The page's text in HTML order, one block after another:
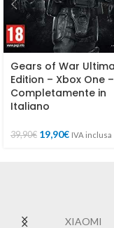
Gears of War
Edition – Xbox One –
Completamente in
Italiano
39,90€ 19,90€ IVA inclusa
XIAOMI